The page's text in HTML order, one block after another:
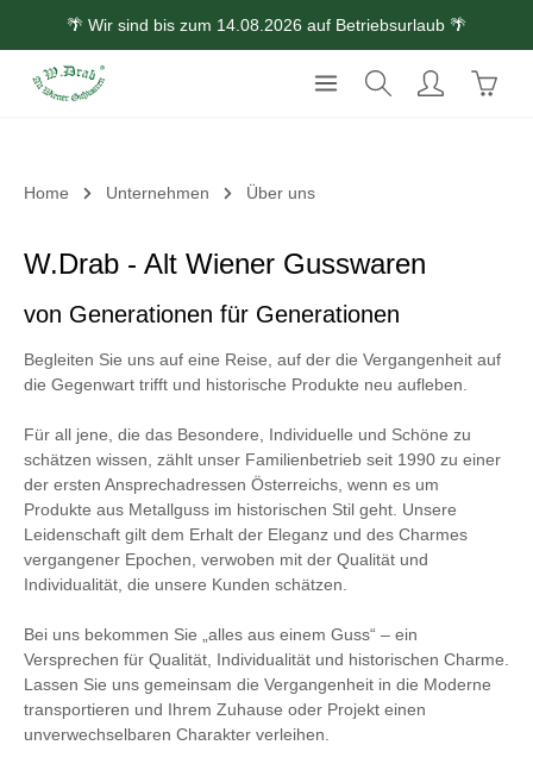
Zum Hauptinhalt springen
🌴 Wir sind bis zum 14.08.2026 auf Betriebsurlaub 🌴
Home Unternehmen Über uns
W.Drab - Alt Wiener Gusswaren
von Generationen für Generationen
Begleiten Sie uns auf eine Reise, auf der die Vergangenheit auf
die Gegenwart trifft und historische Produkte neu aufleben.
Für all jene, die das Besondere, Individuelle und Schöne zu
schätzen wissen, zählt unser Familienbetrieb seit 1990 zu einer
der ersten Ansprechadressen Österreichs, wenn es um
Produkte aus Metallguss im historischen Stil geht. Unsere
Leidenschaft gilt dem Erhalt der Eleganz und des Charmes
vergangener Epochen, verwoben mit der Qualität und
Individualität, die unsere Kunden schätzen.
Bei uns bekommen Sie „alles aus einem Guss“ – ein
Versprechen für Qualität, Individualität und historischen Charme.
Lassen Sie uns gemeinsam die Vergangenheit in die Moderne
transportieren und Ihrem Zuhause oder Projekt einen
unverwechselbaren Charakter verleihen.